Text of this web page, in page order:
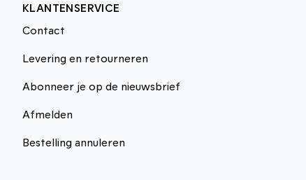
KLANTENSERVICE
Contact
Levering en retourneren
Abonneer je op de nieuwsbrief
Afmelden
Bestelling annuleren